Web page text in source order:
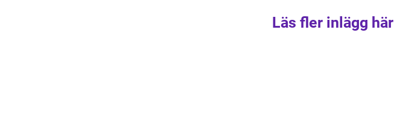
Läs fler inlägg här